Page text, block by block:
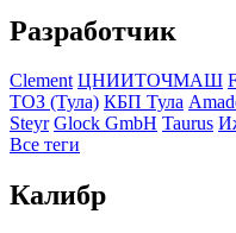
Разработчик
Clement ЦНИИТОЧМАШ
ТОЗ (Тула) КБП Тула
Steyr Glock GmbH Taurus
Все теги
Калибр